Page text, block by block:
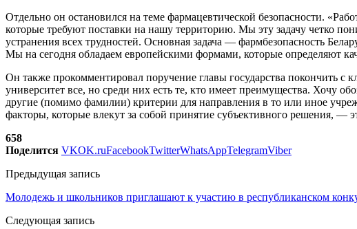
Отдельно он остановился на теме фармацевтической безопасности.
которые требуют поставки на нашу территорию. Мы эту задачу четко
устранения всех трудностей. Основная задача — фармбезопасность
Мы на сегодня обладаем европейскими формами, которые определяют
Он также прокомментировал поручение главы государства покончить
университет все, но среди них есть те, кто имеет преимущества. Хочу
другие (помимо фамилии) критерии для направления в то или иное
факторы, которые влекут за собой принятие субъективного решения,
658
Поделится VKOK.ruFacebookTwitterWhatsAppTelegramViber
Предыдущая запись
Молодежь и школьников приглашают к участию в республиканском
Следующая запись